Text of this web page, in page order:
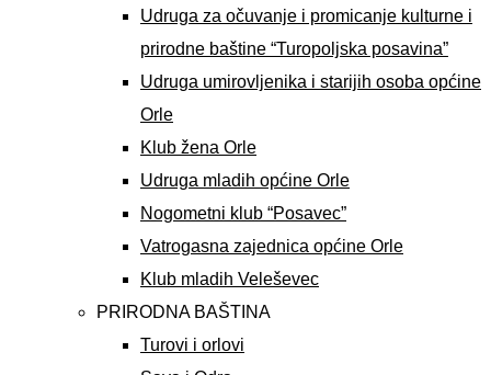
Udruga za očuvanje i promicanje kulturne i
prirodne baštine “Turopoljska posavina”
Udruga umirovljenika i starijih osoba općine
Orle
Klub žena Orle
Udruga mladih općine Orle
Nogometni klub “Posavec”
Vatrogasna zajednica općine Orle
Klub mladih Veleševec
PRIRODNA BAŠTINA
Turovi i orlovi